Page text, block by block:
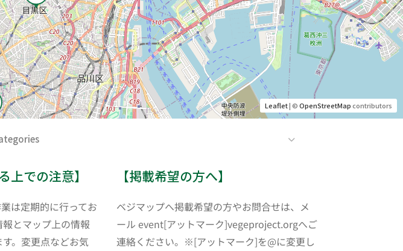
Leaflet| ©OpenStreetMapcontributors
上での注意】
は定期的に行ってお
とマップ上の情報
。変更点などお気
【掲載希望の方へ】
ベジマップへ掲載希望の方やお問合せは、メ
ール event[アットマーク]vegeproject.orgへご
連絡ください。※[アットマーク]を@に変更し